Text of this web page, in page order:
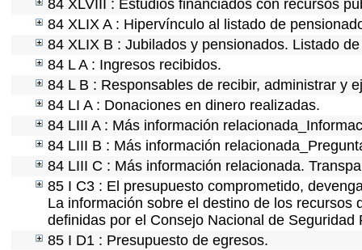
84 XLVIII : Estudios financiados con recursos
84 XLIX A : Hipervínculo al listado de
84 XLIX B : Jubilados y pensionados. Listado
84 L A : Ingresos recibidos.
84 L B : Responsables de recibir, administrar y
84 LI A : Donaciones en dinero realizadas.
84 LIII A : Más información
84 LIII B : Más información
84 LIII C : Más información relacionada.
85 I C3 : El presupuesto comprometido,
La información sobre el destino de los
definidas por el Consejo Nacional de Seguridad
85 I D1 : Presupuesto de egresos.